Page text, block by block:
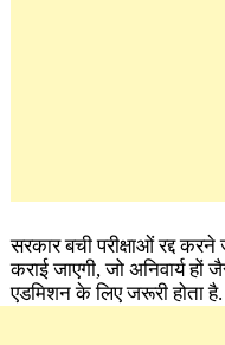
सरकार बची परीक्षाओं रद्द करने
कराई जाएगी, जो अनिवार्य हों
एडमिशन के लिए जरूरी होता है.